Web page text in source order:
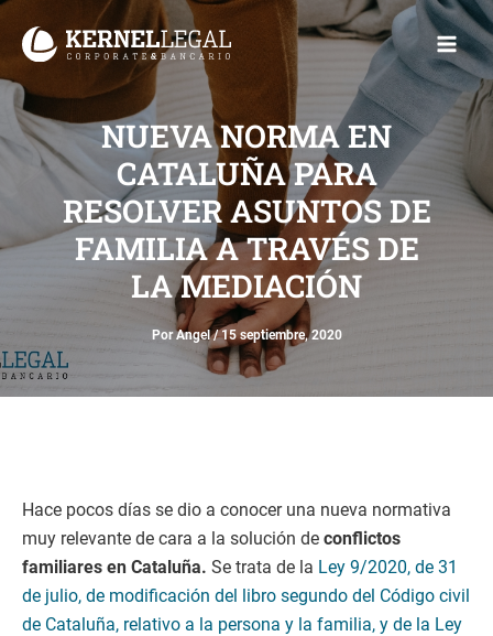
Ir
Main
NUEVA NORMA EN
CATALUÑA PARA
RESOLVER ASUNTOS DE
FAMILIA A TRAVÉS DE
LA MEDIACIÓN
PorAngel/15 septiembre, 2020
Hace pocos días se dio a conocer una nueva normativa
muy relevante de cara a la solución de conflictos
familiares en Cataluña. Se trata de la Ley 9/2020, de 31
de julio, de modificación del libro segundo del Código civil
de Cataluña, relativo a la persona y la familia, y de la Ley